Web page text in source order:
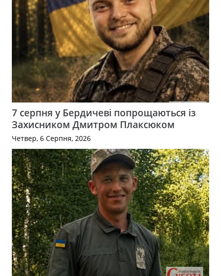
7 серпня у Бердичеві попрощаються із
Захисником Дмитром Плаксюком
Четвер, 6 Серпня, 2026